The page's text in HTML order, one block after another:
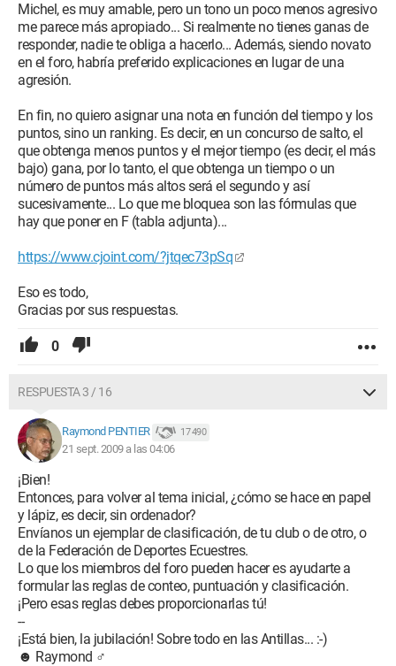
Michel, es muy amable, pero un tono un poco menos agresivo
me parece más apropiado... Si realmente no tienes ganas de
responder, nadie te obliga a hacerlo... Además, siendo novato
en el foro, habría preferido explicaciones en lugar de una
agresión.
En fin, no quiero asignar una nota en función del tiempo y los
puntos, sino un ranking. Es decir, en un concurso de salto, el
que obtenga menos puntos y el mejor tiempo (es decir, el más
bajo) gana, por lo tanto, el que obtenga un tiempo o un
número de puntos más altos será el segundo y así
sucesivamente... Lo que me bloquea son las fórmulas que
hay que poner en F (tabla adjunta)...
https://www.cjoint.com/?jtqec73pSq
Eso es todo,
Gracias por sus respuestas.
0
RESPUESTA 3 / 16
Raymond PENTIER 17 490
21 sept. 2009 a las 04:06
¡Bien!
Entonces, para volver al tema inicial, ¿cómo se hace en papel
y lápiz, es decir, sin ordenador?
Envíanos un ejemplar de clasificación, de tu club o de otro, o
de la Federación de Deportes Ecuestres.
Lo que los miembros del foro pueden hacer es ayudarte a
formular las reglas de conteo, puntuación y clasificación.
¡Pero esas reglas debes proporcionarlas tú!
--
¡Está bien, la jubilación! Sobre todo en las Antillas... :-)
☻ Raymond ♂